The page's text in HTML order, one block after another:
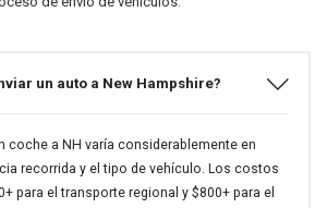
un auto a New Hampshire?
coche a NH varía considerablemente en
recorrida y el tipo de vehículo. Los costos
para el transporte regional y $800+ para el